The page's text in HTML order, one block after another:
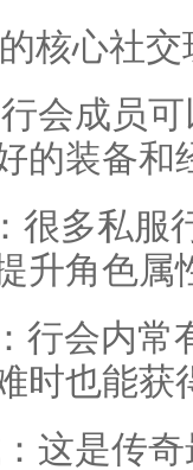
核心社
会成员
的装备和
很多私服
升角色属
行会内常
时也能获
这是传